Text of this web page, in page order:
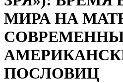
МИРА НА
ПОСЛОВИЦ